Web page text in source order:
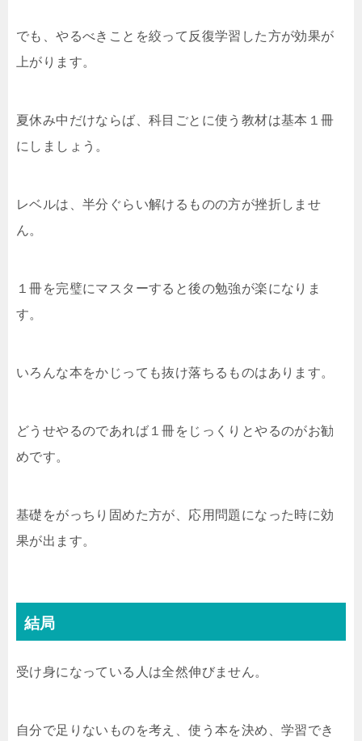
でも、やるべきことを絞って反復学習した方が効果が
上がります。
夏休み中だけならば、科目ごとに使う教材は基本１冊
にしましょう。
レベルは、半分ぐらい解けるものの方が挫折しませ
ん。
１冊を完璧にマスターすると後の勉強が楽になりま
す。
いろんな本をかじっても抜け落ちるものはあります。
どうせやるのであれば１冊をじっくりとやるのがお勧
めです。
基礎をがっちり固めた方が、応用問題になった時に効
果が出ます。
結局
受け身になっている人は全然伸びません。
自分で足りないものを考え、使う本を決め、学習でき